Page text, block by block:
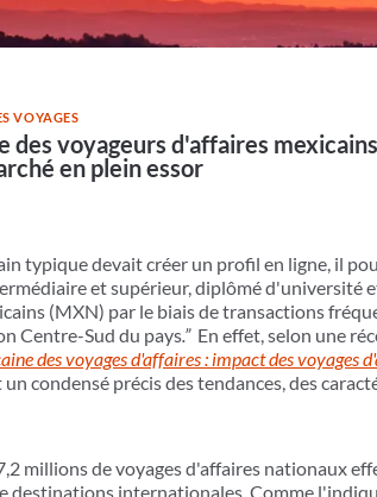
VOYAGES
des voyageurs d'affaires
en plein essor
typique devait créer un profil en ligne, il
et supérieur, diplômé d'université
(MXN) par le biais de transactions
Centre-Sud du pays.” En effet, selon une
des voyages d'affaires : impact des voyages
condensé précis des tendances, des
millions de voyages d'affaires nationaux
destinations internationales. Comme